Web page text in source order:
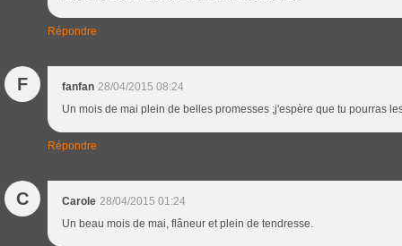
Répondre
F fanfan 28/04/2015 08:24
Un mois de mai plein de belles promesses ;j'espère que tu pourras
Répondre
C Carole 28/04/2015 01:24
Un beau mois de mai, flâneur et plein de tendresse.